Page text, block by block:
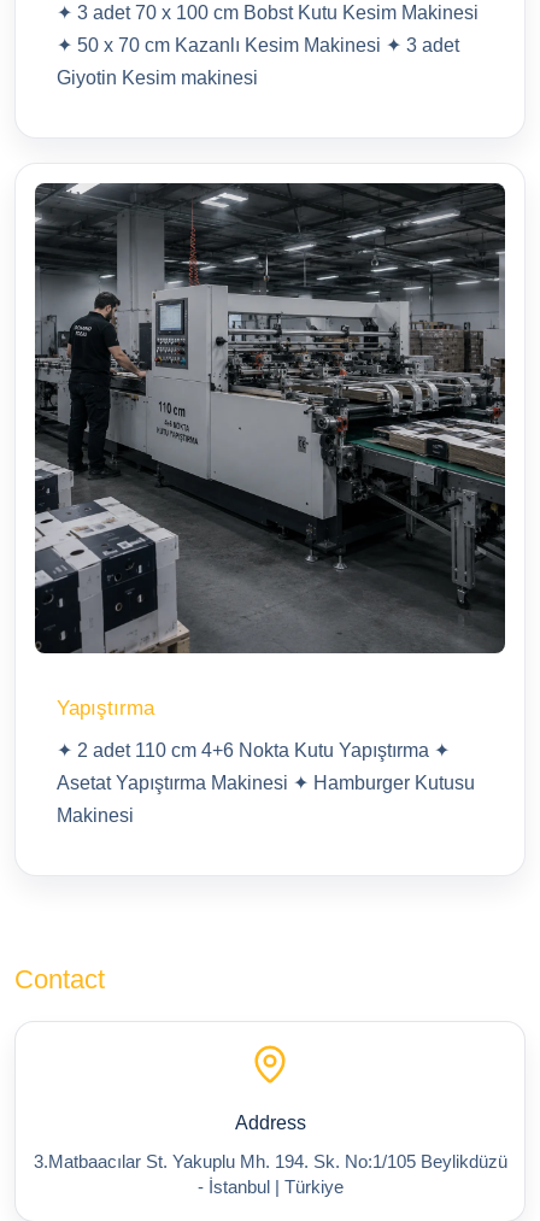
✦ 3 adet 70 x 100 cm Bobst Kutu Kesim Makinesi
✦ 50 x 70 cm Kazanlı Kesim Makinesi ✦ 3 adet
Giyotin Kesim makinesi
Yapıştırma
✦ 2 adet 110 cm 4+6 Nokta Kutu Yapıştırma ✦
Asetat Yapıştırma Makinesi ✦ Hamburger Kutusu
Makinesi
Contact
Address
3.Matbaacılar St. Yakuplu Mh. 194. Sk. No:1/105 Beylikdüzü
- İstanbul | Türkiye